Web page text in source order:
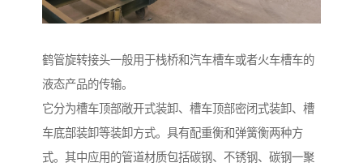
鹤管旋转接头一般用于栈桥和汽车槽车或者火车槽车的
液态产品的传输。
它分为槽车顶部敞开式装卸、槽车顶部密闭式装卸、槽
车底部装卸等装卸方式。具有配重衡和弹簧衡两种方
式。其中应用的管道材质包括碳钢、不锈钢、碳钢一聚